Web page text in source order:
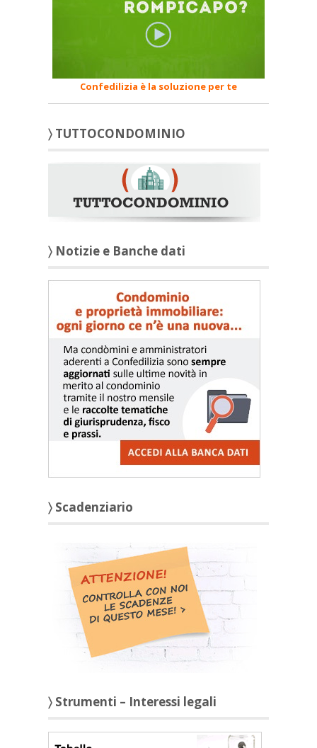
Confedilizia è la soluzione per te
〉 TUTTOCONDOMINIO
〉 Notizie e Banche dati
〉 Scadenziario
〉 Strumenti – Interessi legali